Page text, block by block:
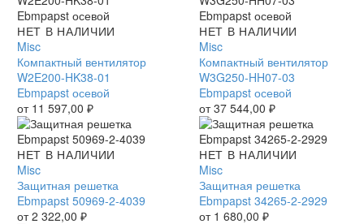
Компактный
вентилятор
W2E200-
HK38-
01
Ebmpapst
осевой
НЕТ В НАЛИЧИИ
Misc
Компактный вентилятор
W2E200-HK38-01
Ebmpapst осевой
от 11 597,00 ₽
Компактный
вентилятор
W3G250-
HH07-
03
Ebmpapst
осевой
НЕТ В НАЛИЧИИ
Misc
Компактный вентилятор
W3G250-HH07-03
Ebmpapst осевой
от37 544,00 ₽
Защитная
решетка
Ebmpapst
50969-
2-
НЕТ В НАЛИЧИИ
Misc
Защитная решетка
Ebmpapst 50969-2-4039
от2 322,00 ₽
Защитная
решетка
Ebmpapst
34265-
2-
НЕТ В НАЛИЧИИ
Misc
Защитная решетка
Ebmpapst 34265-2-2929
от 1 680,00 ₽